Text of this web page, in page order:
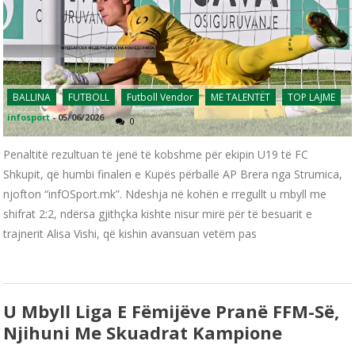
BALLINA FUTBOLL Futboll Vendor ME TALENTËT TOP LAJME
infosport -05/06/2026 0
Penaltitë rezultuan të jenë të kobshme për ekipin U19 të FC
Shkupit, që humbi finalen e Kupës përballë AP Brera nga Strumica,
njofton “infOSport.mk”. Ndeshja në kohën e rregullt u mbyll me
shifrat 2:2, ndërsa gjithçka kishte nisur mirë për të besuarit e
trajnerit Alisa Vishi, që kishin avansuan vetëm pas
U Mbyll Liga E Fëmijëve Pranë FFM-Së,
Njihuni Me Skuadrat Kampione